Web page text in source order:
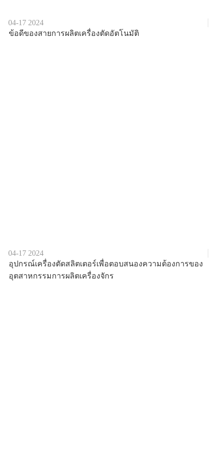
04-17 2024
ข้อดีของสายการผลิตเครื่องตัดอัตโนมัติ
04-17 2024
อุปกรณ์เครื่องตัดสลิตเตอร์เพื่อตอบสนองความต้องการของ
อุตสาหกรรมการผลิตเครื่องจักร